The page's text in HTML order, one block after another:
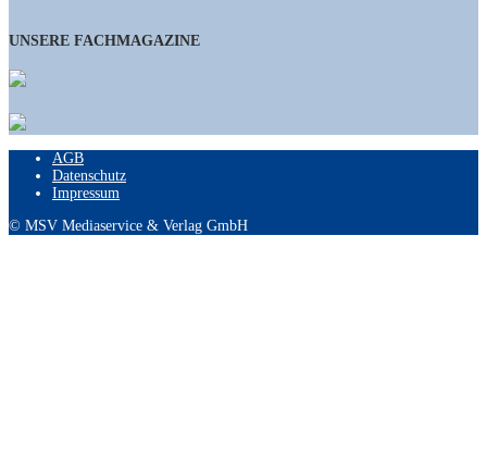
UNSERE FACHMAGAZINE
AGB
Datenschutz
Impressum
© MSV Mediaservice & Verlag GmbH